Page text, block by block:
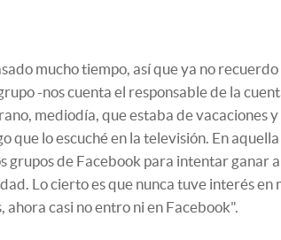
mucho tiempo, así que ya no
-nos cuenta el responsable de la
mediodía, que estaba de vacaciones
que lo escuché en la televisión. En
grupos de Facebook para intentar ganar
Lo cierto es que nunca tuve interés
ahora casi no entro ni en Facebook".